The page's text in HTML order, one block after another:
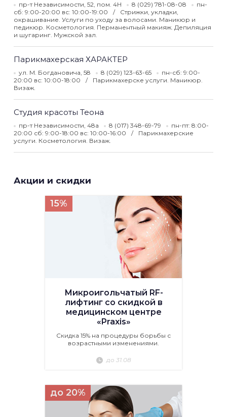
пр-т Независимости, 52, пом. 4Н 8 (029) 781-08-08
пн-
сб: 9:00-20:00 вс: 10:00-19:00
Стрижки, укладки,
окрашивание. Услуги по уходу за волосами. Маникюр и
педикюр. Косметология. Перманентный макияж. Депиляция
и шугаринг. Мужской зал.
Парикмахерская ХАРАКТЕР
ул. М. Богдановича, 58 8 (029) 123-63-65
пн-сб: 9:00-
20:00 вс: 10:00-18:00
Парикмахерске услуги. Маникюр.
Визаж.
Студия красоты Теона
пр-т Независимости, 48а 8 (017) 348-69-79
пн-пт: 8:00-
20:00 сб: 9:00-18:00 вс: 10:00-16:00
Парикмахерские
услуги. Косметология. Визаж.
Акции и скидки
15%
Микроигольчатый RF-
лифтинг со скидкой в
медицинском центре
«Praxis»
Скидка 15% на процедуры борьбы с
возрастными изменениями.
до 31.08
до 20%